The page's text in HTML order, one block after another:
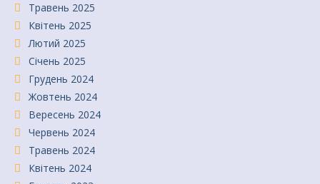
Травень 2025
Квітень 2025
Лютий 2025
Січень 2025
Грудень 2024
Жовтень 2024
Вересень 2024
Червень 2024
Травень 2024
Квітень 2024